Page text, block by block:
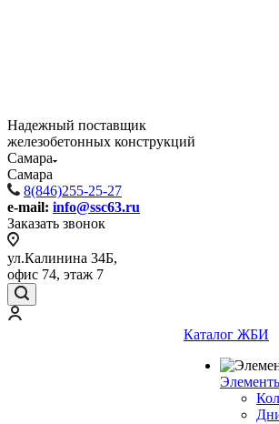
Надежный поставщик
железобетонных конструкций
Самара
Самара
8(846)255-25-27
e-mail: info@ssc63.ru
Заказать звонок
ул.Калинина 34Б,
офис 74, этаж 7
Каталог ЖБИ